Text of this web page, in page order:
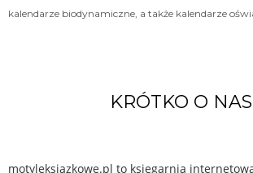
kalendarze biodynamiczne, a także kalendarze
KRÓTKO O
motyleksiazkowe.pl to księgarnia